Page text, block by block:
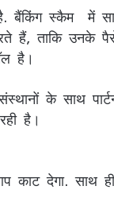
बैंकिंग स्कैम में
हैं, ताकि उनके
है।
के साथ
है।
काट देगा. साथ